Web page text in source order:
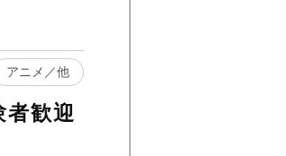
アニメ／他
歓迎